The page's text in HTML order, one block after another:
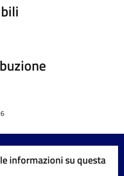
informazioni su questa